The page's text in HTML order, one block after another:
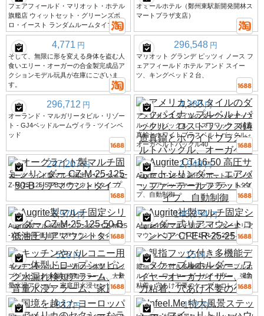
フェアフィールド・マリオット・ホテル
旗艦店 ウィットセット・グリーンズボ
ロ・イースト ランダムルームタイプ
オミールホテル（鄭州東駅新開発開林ス
マートプラザ支店）
4,771 円
そして、無限に形を変える身体を盗む人
食いエリー・オーガーの合金製完成品ア
クションモデル玩具が在庫にございま
す。
296,548 円
マリオット グランデ ピッツィ ノース フ
ェアフィールド ホテル アンド スイー
ツ、キングベッド 2 台、
296,712 円
オーランド・マルガリータビル・リゾー
ト - GJ4ベッドルームヴィラ - ツインベ
ッド
4,380 円
アメリカンスタイルのダークパイナップ
ルベルトバックル、ロストワックス鋳造
真鍮とホワイトブラスベルトバックル、
オーガベルトバックル40
247,207 円
オーグライト製マルチ固定シリンダー C
Z-M-25-125-50-B リアマウントタイプ
2,949 円
Augrite CT-16-50 高圧サポートシリンダ
ー、エアバッファーテールフラットタイ
プ、自動制御
6,979 円
Augrite製マルチ固定シリンダー CZ-M-25
-125-50-B 低油圧リアマウントタイプ
148,394 円
Augrite社製マルチ固定シリンダー式リア
マウントコンベア CFE-R-25-25-F
526 円
キッチンやバルコニー用の一体型ドロッ
プシッピング水漏れ検知アラーム、大音
量水浸アラーム、家庭用水浸センサー。
15 円
親指フック付き多機能データケーブルホ
ルダー、ワイヤーオーガナイザー、強力
粘着、穴あけ不要のケーブルコレクター
832 円 152 円